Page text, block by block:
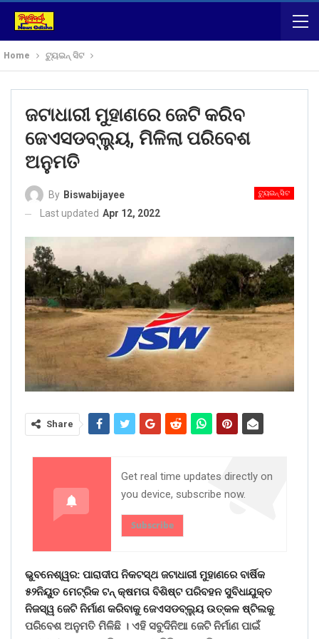
Home ଟ୍ୟୁଇନ୍ ସିଟ
ଜଟାଧାରୀ ମୁହାଣରେ ଜେଟି କରିବ
ଜେଏସଡବ୍ଲ୍ୟୁ, ମିଳିଲା ପରିବେଶ
ଅନୁମତି
ଟ୍ୟୁଇନ୍ ସିଟ
By Biswabijayee
Last updated Apr 12, 2022
Share
Get real time updates directly on
you device, subscribe now.
Subscribe
ଭୁବନେଶ୍ୱର: ପାରାଦୀପ ନିକଟସ୍ଥ ଜଟାଧାରୀ ମୁହାଣରେ ବାର୍ଷିକ
୫୨ନିୟୁତ ମେଟ୍ରିକ ଟନ୍ କ୍ଷମତା ବିଶିଷ୍ଟ ପରିବହନ ସୁବିଧାଯୁକ୍ତ
ନିଜସ୍ୱ ଜେଟି ନିର୍ମାଣ କରିବାକୁ ଜେଏସଡବ୍ଲ୍ୟୁ ଉତ୍କଳ ଷ୍ଟିଲକୁ
ପରିବେଶ ଅନୁମତି ମିଳିଛି । ଏହି ସବୁଦିନିଆ ଜେଟି ନିର୍ମାଣ ପାଇଁ